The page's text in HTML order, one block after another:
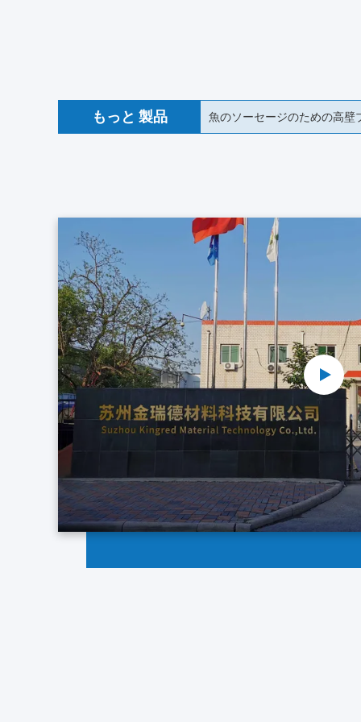
もっと 製品 18mm 食品級 コラーゲンソ